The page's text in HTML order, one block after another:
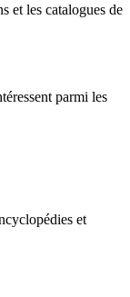
et les catalogues de
parmi les
et